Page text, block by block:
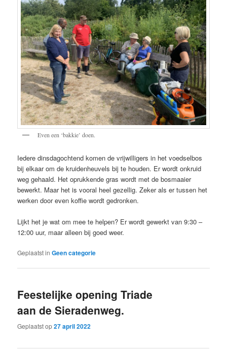
Even een ‘bakkie’ doen.
Iedere dinsdagochtend komen de vrijwilligers in het voedselbos
bij elkaar om de kruidenheuvels bij te houden. Er wordt onkruid
weg gehaald. Het oprukkende gras wordt met de bosmaaier
bewerkt. Maar het is vooral heel gezellig. Zeker als er tussen het
werken door even koffie wordt gedronken.
Lijkt het je wat om mee te helpen? Er wordt gewerkt van 9:30 –
12:00 uur, maar alleen bij goed weer.
Geplaatst in Geen categorie
Feestelijke opening Triade
aan de Sieradenweg.
Geplaatst op27 april 2022